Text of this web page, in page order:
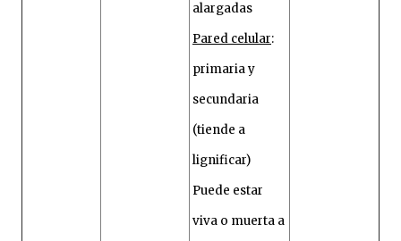
alargadas
Pared celular:
primaria y
secundaria
(tiende a
lignificar)
Puede estar
viva o muerta a